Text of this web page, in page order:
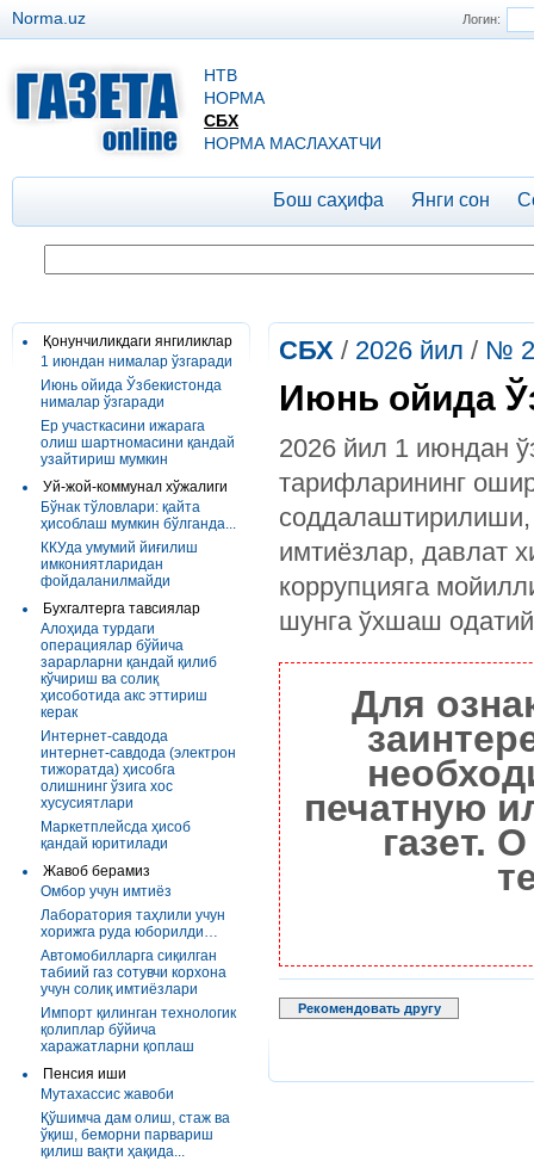
Логин:
Norma.uz
НТВ
НОРМА
СБХ
НОРМА МАСЛАХАТЧИ
Бош саҳифа Янги сон
Қонунчиликдаги янгиликлар
1 июндан нималар ўзгаради
Июнь ойида Ўзбекистонда
нималар ўзгаради
Ер участкасини ижарага
олиш шартномасини қандай
узайтириш мумкин
Уй-жой-коммунал хўжалиги
Бўнак тўловлари: қайта
ҳисоблаш мумкин бўлганда...
ККУда умумий йиғилиш
имкониятларидан
фойдаланилмайди
Бухгалтерга тавсиялар
Алоҳида турдаги
операциялар бўйича
зарарларни қандай қилиб
кўчириш ва солиқ
ҳисоботида акс эттириш
керак
Интернет-савдода
интернет-савдода (электрон
тижоратда) ҳисобга
олишнинг ўзига хос
хусусиятлари
Маркетплейсда ҳисоб
қандай юритилади
Жавоб берамиз
Омбор учун имтиёз
Лаборатория таҳлили учун
хорижга руда юборилди…
Автомобилларга сиқилган
табиий газ сотувчи корхона
учун солиқ имтиёзлари
Импорт қилинган технологик
қолиплар бўйича
харажатларни қоплаш
Пенсия иши
Мутахассис жавоби
Қўшимча дам олиш, стаж ва
ўқиш, беморни парвариш
қилиш вақти ҳақида...
СБХ / 2026 йил / №
Июнь ойида
2026 йил 1 июндан
тарифларининг
имтиёзлар, давлат
коррупцияга
шунга ўхшаш
Для
печатную
газет.
Рекомендовать другу